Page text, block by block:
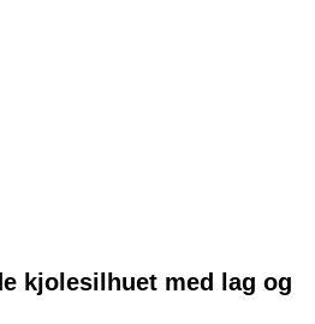
kjolesilhuet med lag og